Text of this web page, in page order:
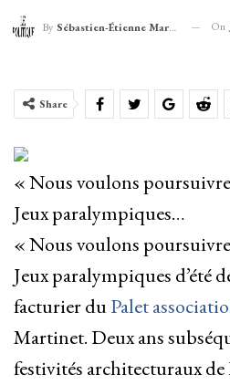
By Sébastien-Étienne Marechal On
Share
« Nous voulons
Jeux paralympiques…
« Nous voulons
Jeux paralympiques d’été
facturier duPalet
Martinet. Deux ans
festivités architecturaux de